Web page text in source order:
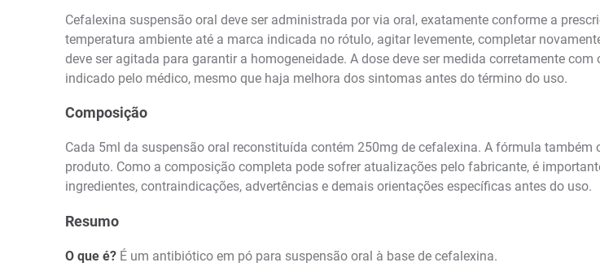
Cefalexina suspensão oral deve ser administrada por via oral, exatamente conforme a
temperatura ambiente até a marca indicada no rótulo, agitar levemente, completar
deve ser agitada para garantir a homogeneidade. A dose deve ser medida corretamente
indicado pelo médico, mesmo que haja melhora dos sintomas antes do término do uso.
Composição
Cada 5ml da suspensão oral reconstituída contém 250mg de cefalexina. A fórmula
produto. Como a composição completa pode sofrer atualizações pelo fabricante, é
ingredientes, contraindicações, advertências e demais orientações específicas antes do uso.
Resumo
O que é? É um antibiótico em pó para suspensão oral à base de cefalexina.